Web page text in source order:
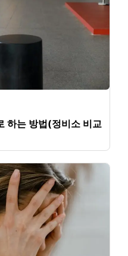
하는 방법(정비소 비교